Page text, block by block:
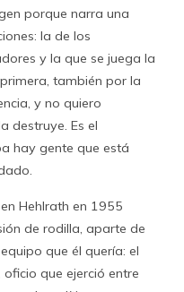
porque narra una
la de los
y la que se juega la
también por la
y no quiero
destruye. Es el
hay gente que está
­Hehlrath en 1955
de rodilla, aparte de
que él quería: el
oficio que ejerció entre